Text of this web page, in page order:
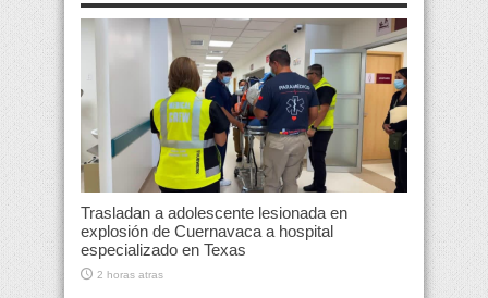
Trasladan a adolescente lesionada en
explosión de Cuernavaca a hospital
especializado en Texas
2 horas atras